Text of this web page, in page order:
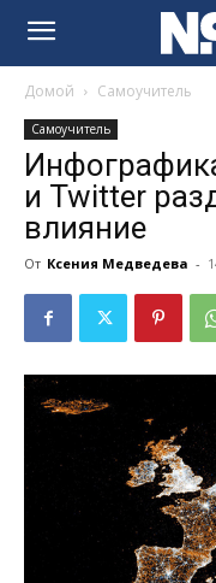
Домой Самоучитель
Самоучитель
и Twitter
влияние
От Ксения Медведева -